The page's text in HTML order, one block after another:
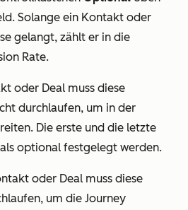
Solange ein Kontakt oder
gelangt, zählt er in die
Rate.
oder Deal muss diese
durchlaufen, um in der
Die erste und die letzte
optional festgelegt werden.
oder Deal muss diese
um die Journey